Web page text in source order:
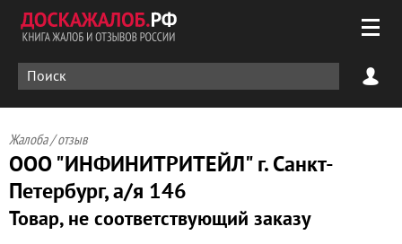
Жалоба / отзыв
ООО "ИНФИНИТРИТЕЙЛ" г. Санкт-
Петербург, а/я 146
Товар, не соответствующий заказу